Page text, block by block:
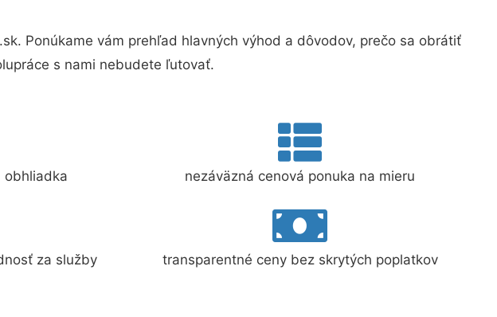
Ponúkame vám prehľad hlavných výhod a dôvodov, prečo sa obrátiť
s nami nebudete ľutovať.
obhliadka nezáväzná cenová ponuka na mieru
za služby transparentné ceny bez skrytých poplatkov